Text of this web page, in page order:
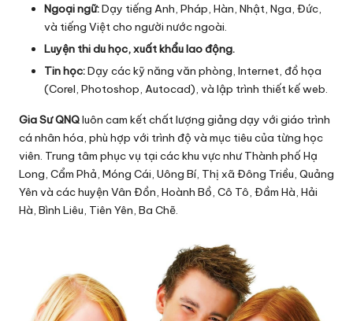
Ngoại ngữ:Dạy tiếng Anh, Pháp, Hàn, Nhật, Nga, Đức,
và tiếng Việt cho người nước ngoài.
Luyện thi du học, xuất khẩu lao động.
Tin học:Dạy các kỹ năng văn phòng, Internet, đồ họa
(Corel, Photoshop, Autocad), và lập trình thiết kế web.
Gia Sư QNQluôn cam kết chất lượng giảng dạy với giáo trình
cá nhân hóa, phù hợp với trình độ và mục tiêu của từng học
viên. Trung tâm phục vụ tại các khu vực như Thành phố Hạ
Long, Cẩm Phả, Móng Cái, Uông Bí, Thị xã Đông Triều, Quảng
Yên và các huyện Vân Đồn, Hoành Bồ, Cô Tô, Đầm Hà, Hải
Hà, Bình Liêu, Tiên Yên, Ba Chẽ.